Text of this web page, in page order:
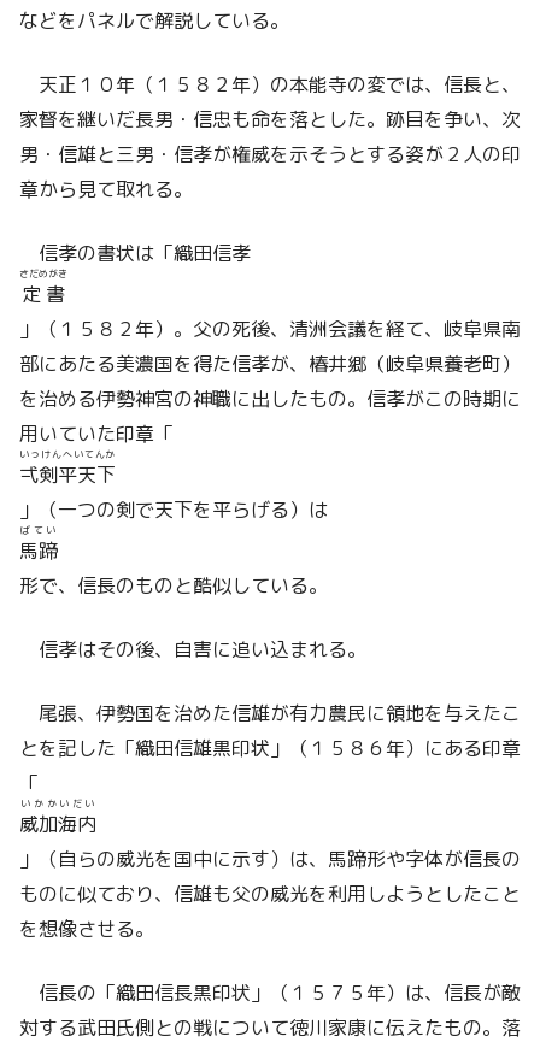
などをパネルで解説している。
天正１０年（１５８２年）の本能寺の変では、信長と、
家督を継いだ長男・信忠も命を落とした。跡目を争い、次
男・信雄と三男・信孝が権威を示そうとする姿が２人の印
章から見て取れる。
信孝の書状は「織田信孝
定書
さだめがき
」（１５８２年）。父の死後、清洲会議を経て、岐阜県南
部にあたる美濃国を得た信孝が、椿井郷（岐阜県養老町）
を治める伊勢神宮の神職に出したもの。信孝がこの時期に
用いていた印章「
弌剣平天下
いっけんへいてんか
」（一つの剣で天下を平らげる）は
馬蹄
ばてい
形で、信長のものと酷似している。
信孝はその後、自害に追い込まれる。
尾張、伊勢国を治めた信雄が有力農民に領地を与えたこ
とを記した「織田信雄黒印状」（１５８６年）にある印章
「
威加海内
いかかいだい
」（自らの威光を国中に示す）は、馬蹄形や字体が信長の
ものに似ており、信雄も父の威光を利用しようとしたこと
を想像させる。
信長の「織田信長黒印状」（１５７５年）は、信長が敵
対する武田氏側との戦について徳川家康に伝えたもの。落